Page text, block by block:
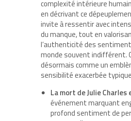
complexité intérieure
en décrivant ce
invite à ressentir avec
du manque, tout en
l’authenticité des
monde souvent indifférent.
désormais comme un
sensibilité exacerbée
La mort de Julie Charles
événement marquant
profond sentiment de